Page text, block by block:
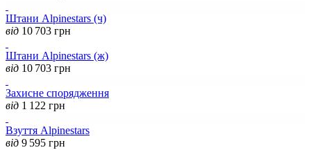
Штани Alpinestars (ч)
від 10 703 грн
Штани Alpinestars (ж)
від 10 703 грн
Захисне спорядження
від 1 122 грн
Взуття Alpinestars
від 9 595 грн